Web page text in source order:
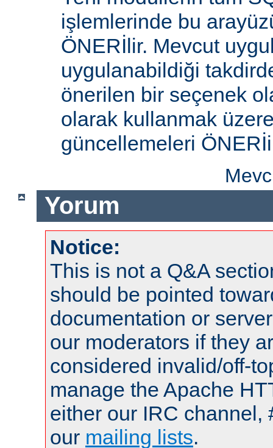
işlemlerinde bu
ÖNERİlir. Mevcut
uygulanabildiği
önerilen bir seçenek
olarak kullanmak
güncellemeleri
Yorum
Notice:
This is not a Q&A
should be pointed
documentation or
our moderators if they
considered invalid/off-
manage the Apache
either our IRC channel,
our mailing lists.